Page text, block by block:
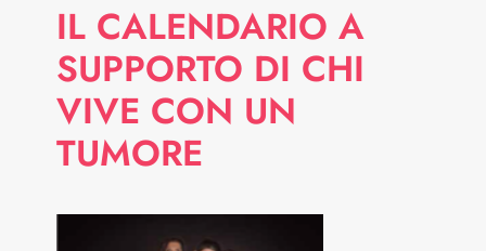
IL CALENDARIO A
SUPPORTO DI CHI
VIVE CON UN
TUMORE